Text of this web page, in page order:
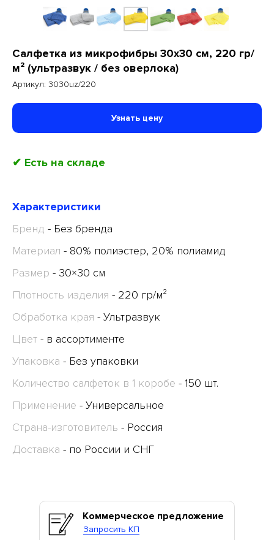
Салфетка из микрофибры 30x30 см, 220 гр/
м² (ультразвук / без оверлока)
Артикул: 3030uz/220
Узнать цену
✔ Есть на складе
Характеристики
Бренд - Без бренда
Материал - 80% полиэстер, 20% полиамид
Размер - 30×30 см
Плотность изделия - 220 гр/м²
Обработка края - Ультразвук
Цвет - в ассортименте
Упаковка - Без упаковки
Количество салфеток в 1 коробе - 150 шт.
Применение - Универсальное
Страна-изготовитель - Россия
Доставка - по России и СНГ
Запросить КП
Коммерческое предложение